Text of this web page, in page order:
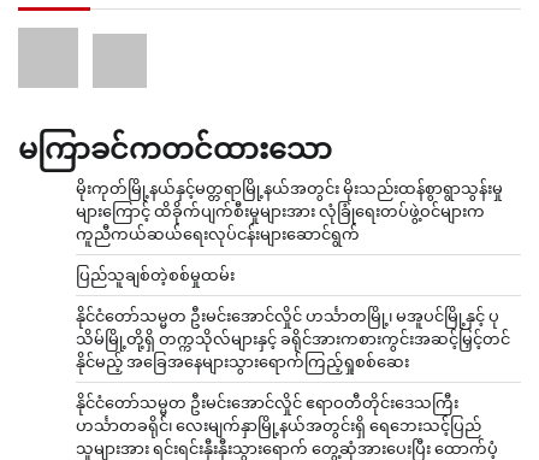
မကြာခင်ကတင်ထားသော
မိုးကုတ်မြို့နယ်နှင့်မတ္တရာမြို့နယ်အတွင်း မိုးသည်းထန်စွာရွာသွန်းမှု
များကြောင့် ထိခိုက်ပျက်စီးမှုများအား လုံခြုံရေးတပ်ဖွဲ့ဝင်များက
ကူညီကယ်ဆယ်ရေးလုပ်ငန်းများဆောင်ရွက်
ပြည်သူချစ်တဲ့စစ်မှုထမ်း
နိုင်ငံတော်သမ္မတ ဦးမင်းအောင်လှိုင် ဟင်္သာတမြို့၊ မအူပင်မြို့နှင့် ပု
သိမ်မြို့တို့ရှိ တက္ကသိုလ်များနှင့် ခရိုင်အားကစားကွင်းအဆင့်မြှင့်တင်
နိုင်မည့် အခြေအနေများသွားရောက်ကြည့်ရှုစစ်ဆေး
နိုင်ငံတော်သမ္မတ ဦးမင်းအောင်လှိုင် ဧရာဝတီတိုင်းဒေသကြီး
ဟင်္သာတခရိုင်၊ လေးမျက်နှာမြို့နယ်အတွင်းရှိ ရေဘေးသင့်ပြည်
သူများအား ရင်းရင်းနှီးနှီးသွားရောက် တွေ့ဆုံအားပေးပြီး ထောက်ပံ့